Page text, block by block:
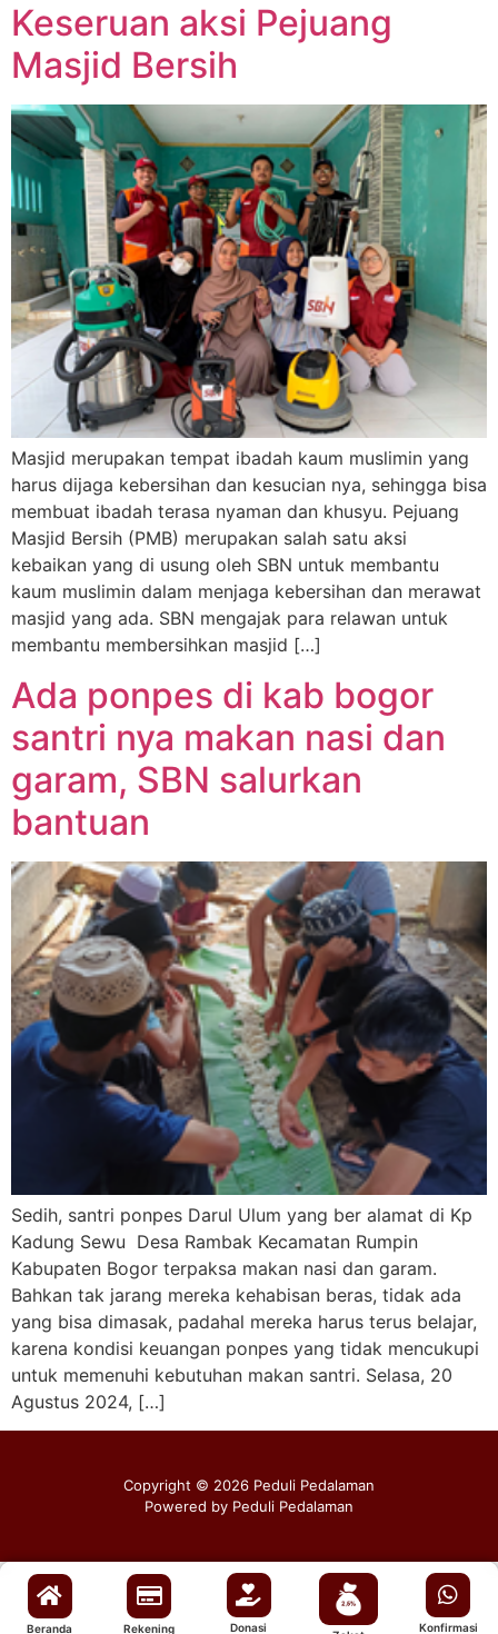
Keseruan aksi Pejuang
Masjid Bersih
Masjid merupakan tempat ibadah kaum muslimin yang
harus dijaga kebersihan dan kesucian nya, sehingga bisa
membuat ibadah terasa nyaman dan khusyu. Pejuang
Masjid Bersih (PMB) merupakan salah satu aksi
kebaikan yang di usung oleh SBN untuk membantu
kaum muslimin dalam menjaga kebersihan dan merawat
masjid yang ada. SBN mengajak para relawan untuk
membantu membersihkan masjid […]
Ada ponpes di kab bogor
santri nya makan nasi dan
garam, SBN salurkan
bantuan
Sedih, santri ponpes Darul Ulum yang ber alamat di Kp
Kadung Sewu Desa Rambak Kecamatan Rumpin
Kabupaten Bogor terpaksa makan nasi dan garam.
Bahkan tak jarang mereka kehabisan beras, tidak ada
yang bisa dimasak, padahal mereka harus terus belajar,
karena kondisi keuangan ponpes yang tidak mencukupi
untuk memenuhi kebutuhan makan santri. Selasa, 20
Agustus 2024, […]
Copyright © 2026 Peduli Pedalaman
Powered by Peduli Pedalaman
Beranda Rekening Donasi Konfirmasi